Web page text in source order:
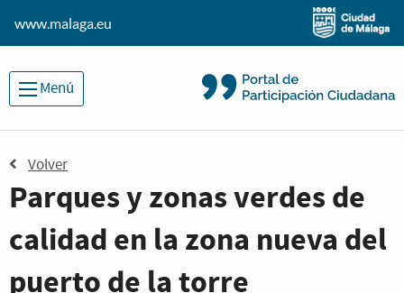
www.malaga.eu
Menú
Volver
Parques y zonas verdes de
calidad en la zona nueva del
puerto de la torre